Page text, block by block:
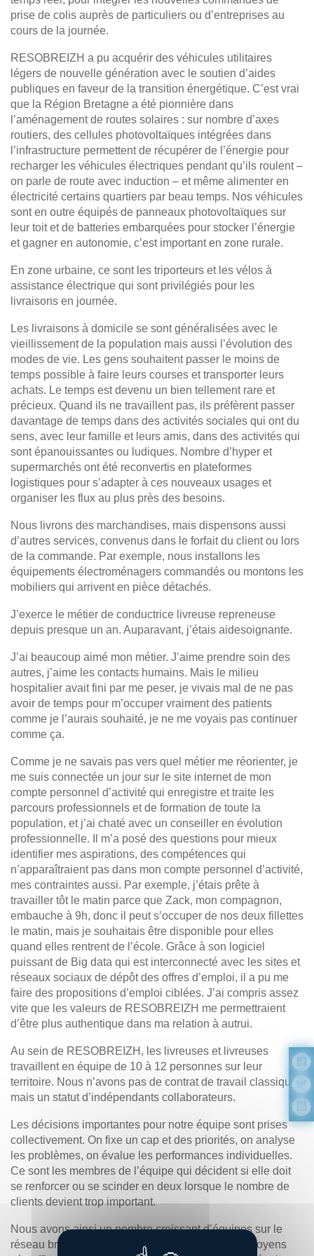
prise de colis auprès de particuliers ou d’entreprises au
cours de la journée.
RESOBREIZH a pu acquérir des véhicules utilitaires
légers de nouvelle génération avec le soutien d’aides
publiques en faveur de la transition énergétique. C’est vrai
que la Région Bretagne a été pionnière dans
l’aménagement de routes solaires : sur nombre d’axes
routiers, des cellules photovoltaïques intégrées dans
l’infrastructure permettent de récupérer de l’énergie pour
recharger les véhicules électriques pendant qu’ils roulent –
on parle de route avec induction – et même alimenter en
électricité certains quartiers par beau temps. Nos véhicules
sont en outre équipés de panneaux photovoltaïques sur
leur toit et de batteries embarquées pour stocker l’énergie
et gagner en autonomie, c’est important en zone rurale.
En zone urbaine, ce sont les triporteurs et les vélos à
assistance électrique qui sont privilégiés pour les
livraisons en journée.
Les livraisons à domicile se sont généralisées avec le
vieillissement de la population mais aussi l’évolution des
modes de vie. Les gens souhaitent passer le moins de
temps possible à faire leurs courses et transporter leurs
achats. Le temps est devenu un bien tellement rare et
précieux. Quand ils ne travaillent pas, ils préfèrent passer
davantage de temps dans des activités sociales qui ont du
sens, avec leur famille et leurs amis, dans des activités qui
sont épanouissantes ou ludiques. Nombre d’hyper et
supermarchés ont été reconvertis en plateformes
logistiques pour s’adapter à ces nouveaux usages et
organiser les flux au plus près des besoins.
Nous livrons des marchandises, mais dispensons aussi
d’autres services, convenus dans le forfait du client ou lors
de la commande. Par exemple, nous installons les
équipements électroménagers commandés ou montons les
mobiliers qui arrivent en pièce détachés.
J’exerce le métier de conductrice livreuse repreneuse
depuis presque un an. Auparavant, j’étais aidesoignante.
J’ai beaucoup aimé mon métier. J’aime prendre soin des
autres, j’aime les contacts humains. Mais le milieu
hospitalier avait fini par me peser, je vivais mal de ne pas
avoir de temps pour m’occuper vraiment des patients
comme je l’aurais souhaité, je ne me voyais pas continuer
comme ça.
Comme je ne savais pas vers quel métier me réorienter, je
me suis connectée un jour sur le site internet de mon
compte personnel d’activité qui enregistre et traite les
parcours professionnels et de formation de toute la
population, et j’ai chaté avec un conseiller en évolution
professionnelle. Il m’a posé des questions pour mieux
identifier mes aspirations, des compétences qui
n’apparaîtraient pas dans mon compte personnel d’activité,
mes contraintes aussi. Par exemple, j’étais prête à
travailler tôt le matin parce que Zack, mon compagnon,
embauche à 9h, donc il peut s’occuper de nos deux fillettes
le matin, mais je souhaitais être disponible pour elles
quand elles rentrent de l’école. Grâce à son logiciel
puissant de Big data qui est interconnecté avec les sites et
réseaux sociaux de dépôt des offres d’emploi, il a pu me
faire des propositions d’emploi ciblées. J’ai compris assez
vite que les valeurs de RESOBREIZH me permettraient
d’être plus authentique dans ma relation à autrui.
Au sein de RESOBREIZH, les livreuses et livreuses
travaillent en équipe de 10 à 12 personnes sur leur
territoire. Nous n’avons pas de contrat de travail classique,
mais un statut d’indépendants collaborateurs.
Les décisions importantes pour notre équipe sont prises
collectivement. On fixe un cap et des priorités, on analyse
les problèmes, on évalue les performances individuelles.
Ce sont les membres de l’équipe qui décident si elle doit
se renforcer ou se scinder en deux lorsque le nombre de
clients devient trop important.
Nous avons ainsi un nombre croissant d’équipes sur le
réseau breton. RESOBREIZH a développé des moyens